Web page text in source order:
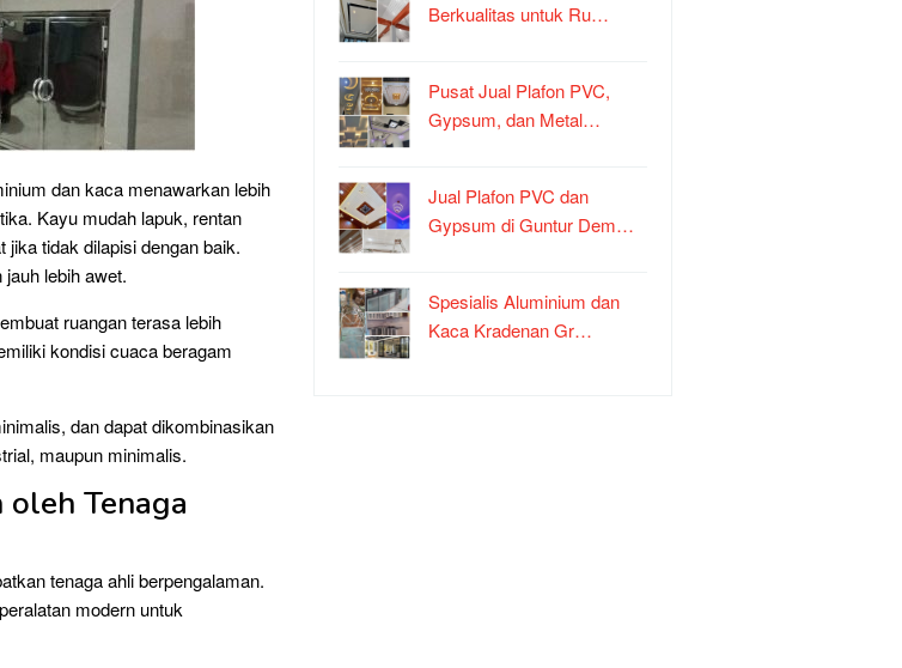
dan kaca menawarkan lebih
Kayu mudah lapuk, rentan
tidak dilapisi dengan baik.
lebih awet.
ruangan terasa lebih
kondisi cuaca beragam
dan dapat dikombinasikan
maupun minimalis.
oleh Tenaga
tenaga ahli berpengalaman.
modern untuk
Berkualitas untuk Ru…
Pusat Jual Plafon PVC,
Gypsum, dan Metal…
Jual Plafon PVC dan
Gypsum di Guntur Dem…
Spesialis Aluminium dan
Kaca Kradenan Gr…